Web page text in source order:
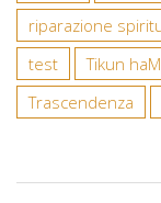
riparazione
test
Tikun
Trascendenza